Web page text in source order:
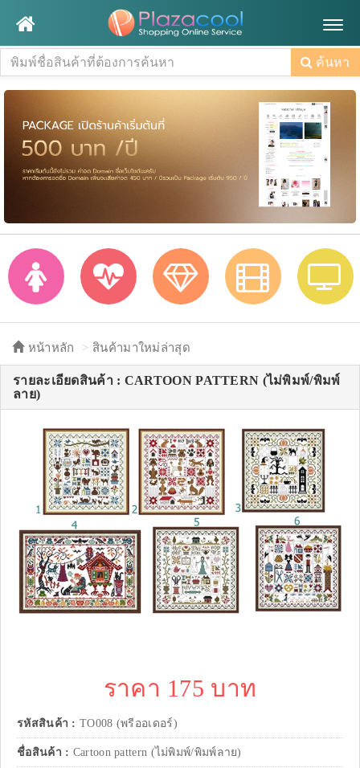
ค้นหา
หน้าหลัก สินค้ามาใหม่ล่าสุด
รายละเอียดสินค้า : CARTOON PATTERN (ไม่พิมพ์/พิมพ์
ลาย)
ราคา 175 บาท
รหัสสินค้า : TO008 (พรีออเดอร์)
ชื่อสินค้า : Cartoon pattern (ไม่พิมพ์/พิมพ์ลาย)